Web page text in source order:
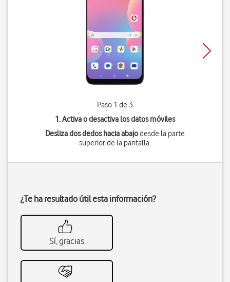
Paso 1 de 3
1. Activa o desactiva los datos móviles
Desliza dos dedos hacia abajodesde la parte
superior de la pantalla.
¿Te ha resultado útil esta información?
Sí, gracias